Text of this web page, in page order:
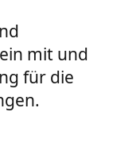
mit und
für die